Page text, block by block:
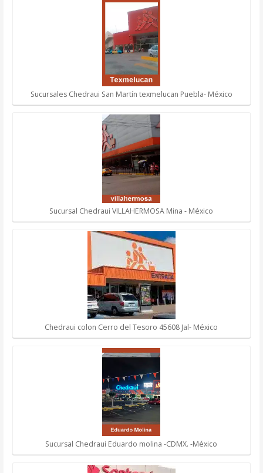
Sucursales Chedraui San Martín texmelucan Puebla- México
Sucursal Chedraui VILLAHERMOSA Mina - México
Chedraui colon Cerro del Tesoro 45608 Jal- México
Sucursal Chedraui Eduardo molina -CDMX. -México